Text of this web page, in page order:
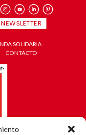
SOLIDARIA
CONTACTO